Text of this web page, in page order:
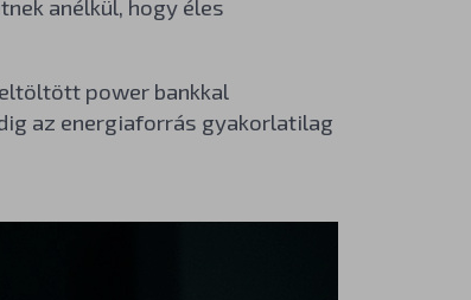
anélkül, hogy éles
power bankkal
az energiaforrás gyakorlatilag